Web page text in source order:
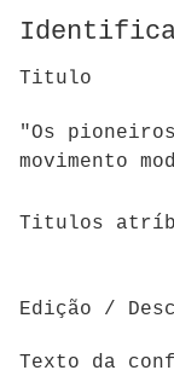
Titulo
"Os
movimento
Titulos
Edição /
Texto da